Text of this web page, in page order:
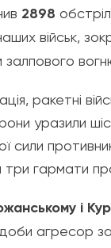
2898
військ,
ракетні
уразили
сили
три гармати
і
агресор